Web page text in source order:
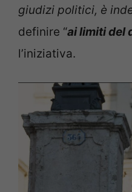
giudizi politici, è
definire “ai limiti del
l’iniziativa.